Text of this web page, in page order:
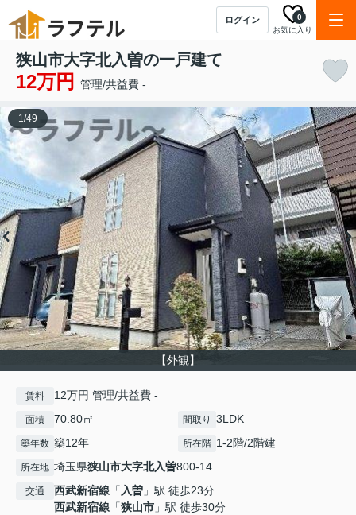
ログイン
お気に入り
0
狭山市大字北入曽の一戸建て
12万円 管理/共益費 -
【外観】
1/49
賃料 12万円 管理/共益費 -
面積 70.80㎡ 間取り 3LDK
築年数 築12年 所在階 1‐2階/2階建
所在地 埼玉県狭山市大字北入曽800-14
交通 西武新宿線 「入曽 」駅 徒歩23分
西武新宿線 「狭山市 」駅 徒歩30分